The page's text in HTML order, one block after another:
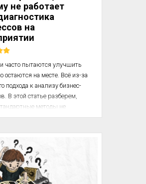
не работает
на
часто пытаются улучшить
остаются на месте. Всё из-за
подхода к анализу бизнес-
В этой статье разберем,
методы не
и как реально оценить
на предприятии долгое время
найти руководителя отдела
приходили, проходили